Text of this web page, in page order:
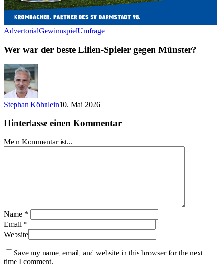
AdvertorialGewinnspielUmfrage
Wer war der beste Lilien-Spieler gegen Münster?
Stephan Köhnlein10. Mai 2026
Hinterlasse einen Kommentar
Mein Kommentar ist...
Name *
Email *
Website
Save my name, email, and website in this browser for the next
time I comment.